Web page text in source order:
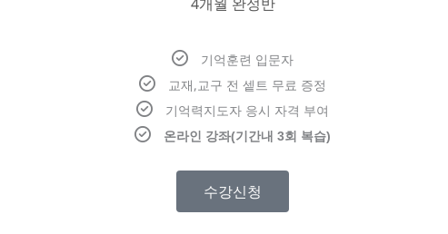
기억훈련 입문자
교재,교구 전 셑트 무료 증정
기억력지도자 응시 자격 부여
온라인 강좌(기간내 3회 복습)
수강신청